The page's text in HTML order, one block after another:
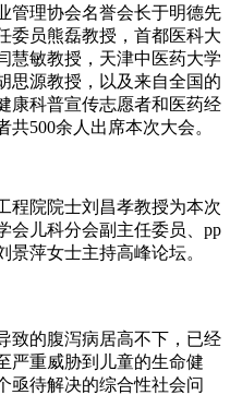
业管理协会名誉会长于明德先
员熊磊教授，首都医科大
教授，天津中医药大学
源教授，以及来自全国的
道健康科普宣传志愿者和医药经
500余人出席本次大会。
程院院士刘昌孝教授为本次
儿科分会副主任委员、pp
女士主持高峰论坛。
的腹泻病居高不下，已经
至严重威胁到儿童的生命健
个亟待解决的综合性社会问